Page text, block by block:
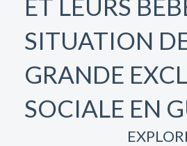
ET LEURS
SITUATION
GRANDE
SOCIALE EN